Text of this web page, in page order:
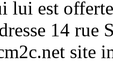
lui est
14 rue
site